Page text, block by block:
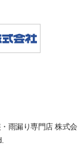
雨漏り専門店 株式会